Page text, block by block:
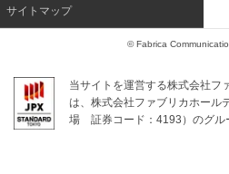
サイトマップ
© Fabrica
当サイトを運営する株式会社フ
は、株式会社ファブリカホール
場
証券コード：4193）のグル